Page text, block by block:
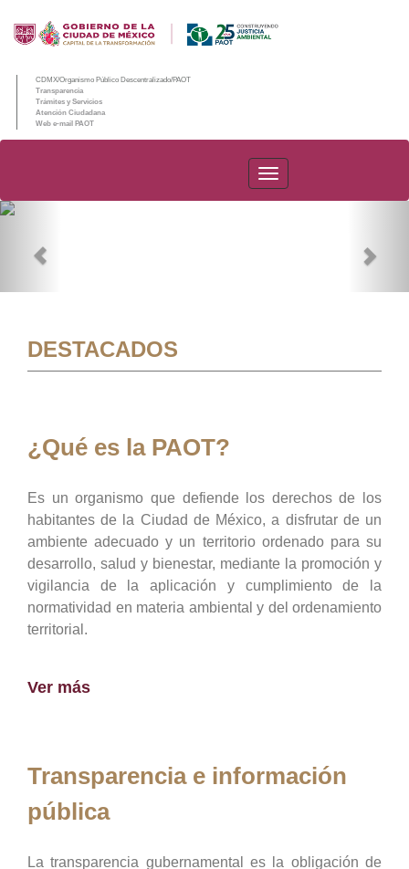
CDMX/Organismo Público Descentralizado/PAOT
Transparencia
Trámites y Servicios
Atención Ciudadana
Web e-mail PAOT
PAOT
DESTACADOS
¿Qué es la PAOT?
Es un organismo que defiende los derechos de los
habitantes de la Ciudad de México, a disfrutar de un
ambiente adecuado y un territorio ordenado para su
desarrollo, salud y bienestar, mediante la promoción y
vigilancia de la aplicación y cumplimiento de la
normatividad en materia ambiental y del ordenamiento
territorial.
Ver más
Transparencia e información
pública
La transparencia gubernamental es la obligación de